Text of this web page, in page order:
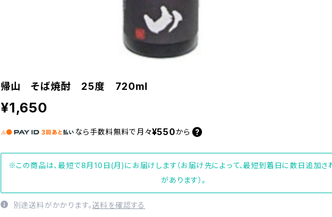
帰山 そば焼酎 25度 720ml
¥1,650
なら 手数料無料で 月々¥550 から
※この商品は、最短で8月10日(月)にお届けします（お届け先によって、最短到着日に数日追加さ
があります）。
別途送料がかかります。送料を確認する